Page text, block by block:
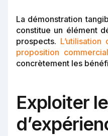
La démonstration
constitue un élément
prospects.
proposition
concrètement les
Exploiter